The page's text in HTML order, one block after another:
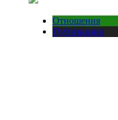
Отношения
Публикации